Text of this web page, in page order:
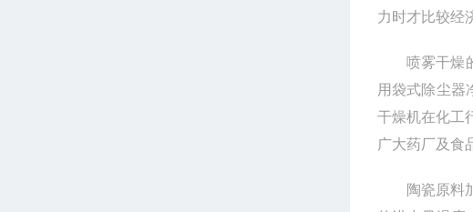
力时才比较经
喷雾干燥的
用袋式除尘器
干燥机在化工
广大药厂及食
陶瓷原料加